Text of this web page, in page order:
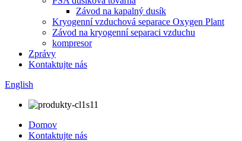
Závod na kapalný dusík
Kryogenní vzduchová separace Oxygen Plant
Závod na kryogenní separaci vzduchu
kompresor
Zprávy
Kontaktujte nás
English
Domov
Kontaktujte nás